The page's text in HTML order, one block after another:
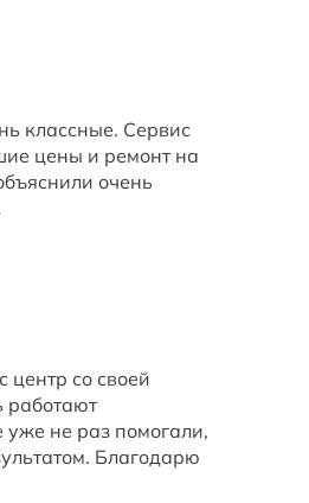
классные. Сервис
цены и ремонт на
очень
центр со своей
работают
не раз помогали,
Благодарю